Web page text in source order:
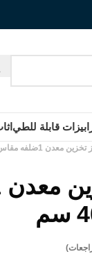
قابلة للطي
معدن 1ضلفه مقاس 180*40*40 سم